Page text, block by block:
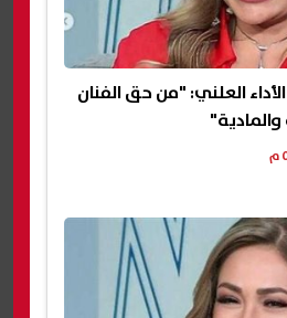
العلني: "من حق الفنان